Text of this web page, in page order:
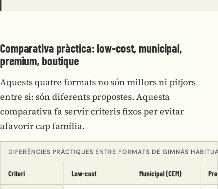
Comparativa pràctica: low-cost, municipal,
premium, boutique
Aquests quatre formats no són millors ni pitjors
entre si: són diferents propostes. Aquesta
comparativa fa servir criteris fixos per evitar
afavorir cap família.
DIFERÈNCIES PRÀCTIQUES ENTRE FORMATS DE GIMNÀS
Criteri Low-cost Municipal (CEM)